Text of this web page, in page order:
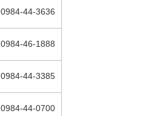
0984-44-3636
0984-46-1888
0984-44-3385
0984-44-0700